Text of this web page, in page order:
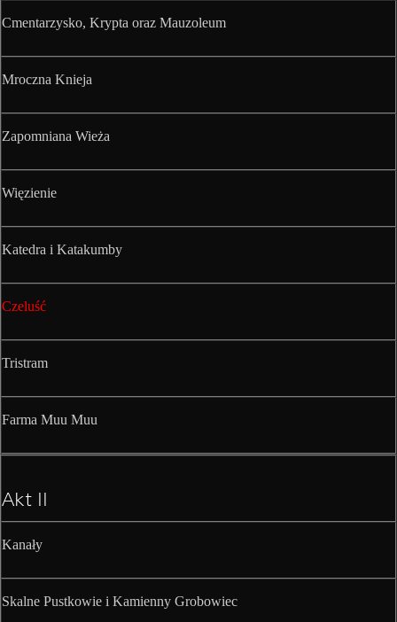
Cmentarzysko, Krypta oraz Mauzoleum
Mroczna Knieja
Zapomniana Wieża
Więzienie
Katedra i Katakumby
Czeluść
Tristram
Farma Muu Muu
Akt II
Kanały
Skalne Pustkowie i Kamienny Grobowiec